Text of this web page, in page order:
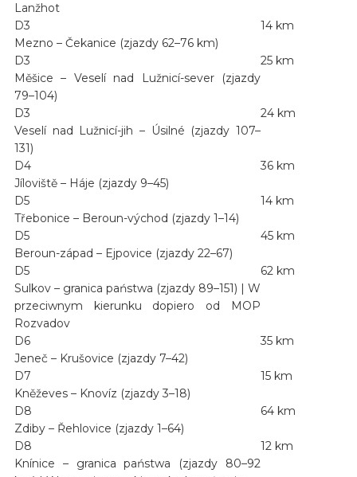
Lanžhot
D3
Mezno – Čekanice (zjazdy 62–76 km)
14 km
D3
Měšice – Veselí nad Lužnicí-sever (zjazdy
79–104)
25 km
D3
Veselí nad Lužnicí-jih – Úsilné (zjazdy 107–
131)
24 km
D4
Jíloviště – Háje (zjazdy 9–45)
36 km
D5
Třebonice – Beroun-východ (zjazdy 1–14)
14 km
D5
Beroun-západ – Ejpovice (zjazdy 22–67)
45 km
D5
Sulkov – granica państwa (zjazdy 89–151) | W
przeciwnym kierunku dopiero od MOP
Rozvadov
62 km
D6
Jeneč – Krušovice (zjazdy 7–42)
35 km
D7
Kněževes – Knovíz (zjazdy 3–18)
15 km
D8
Zdiby – Řehlovice (zjazdy 1–64)
64 km
D8
Knínice – granica państwa (zjazdy 80–92
12 km